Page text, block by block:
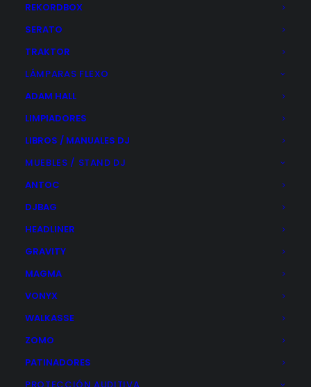
REKORDBOX
SERATO
TRAKTOR
LÁMPARAS FLEXO
ADAM HALL
LIMPIADORES
LIBROS / MANUALES DJ
MUEBLES / STAND DJ
ANTOC
DJBAG
HEADLINER
GRAVITY
MAGMA
VONYX
WALKASSE
ZOMO
PATINADORES
Nothing Found
It seems we can’t find what you’re looking for. Perhaps